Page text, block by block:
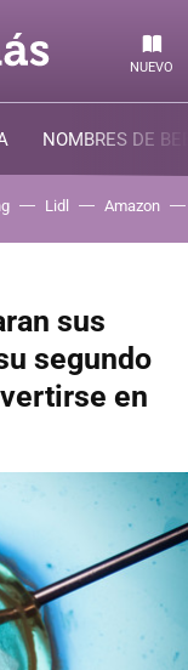
NUEVO
NOMBRES DE
Lidl Amazon
sus
segundo
en